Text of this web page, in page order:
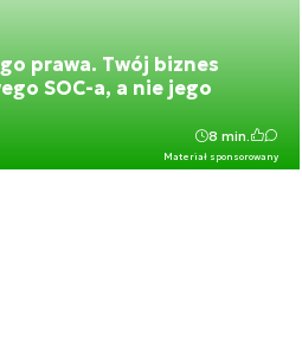
prawa. Twój biznes
SOC-a, a nie jego
Materiał sponsorowany
8 min.